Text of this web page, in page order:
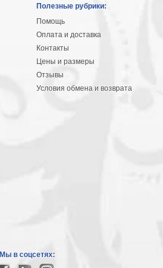
Полезные рубрики:
Помощь
Оплата и доставка
Контакты
Цены и размеры
Отзывы
Условия обмена и возврата
Мы в соцсетях: